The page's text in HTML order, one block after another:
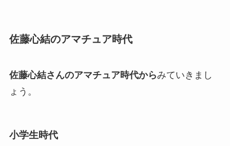
佐藤心結のアマチュア時代
佐藤心結さんのアマチュア時代からみていきまし
ょう。
小学生時代